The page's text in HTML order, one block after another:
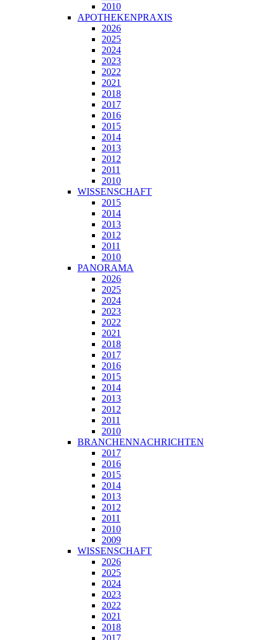
2010
APOTHEKENPRAXIS
2026
2025
2024
2023
2022
2021
2018
2017
2016
2015
2014
2013
2012
2011
2010
WISSENSCHAFT
2015
2014
2013
2012
2011
2010
PANORAMA
2026
2025
2024
2023
2022
2021
2018
2017
2016
2015
2014
2013
2012
2011
2010
BRANCHENNACHRICHTEN
2017
2016
2015
2014
2013
2012
2011
2010
2009
WISSENSCHAFT
2026
2025
2024
2023
2022
2021
2018
2017